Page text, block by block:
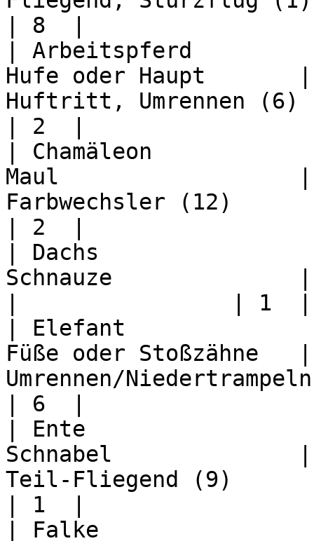
| 8  |
| Arbeitspferd
Hufe oder Haupt
Huftritt,
| 2  |
| Chamäleon
Maul
Farbwechsler
| 2  |
| Dachs
Schnauze
|                | 1  |
| Elefant
Füße oder
Umrennen/
| 6  |
| Ente
Schnabel
Teil-Fliegend (9)
| 1  |
| Falke